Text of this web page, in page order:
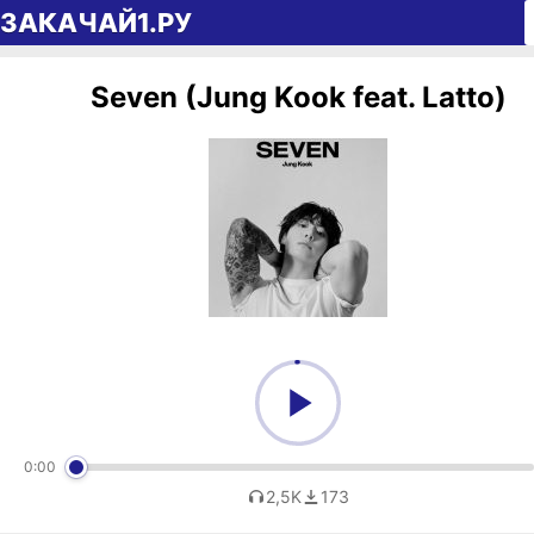
Перейти к содержимому
ЗАКАЧАЙ1.РУ
Seven (Jung Kook feat. Latto)
0:00
2,5K 173